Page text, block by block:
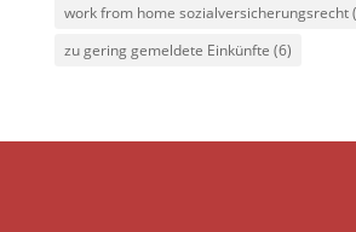
work from home sozialversicherungsrecht
zu gering gemeldete Einkünfte (6)